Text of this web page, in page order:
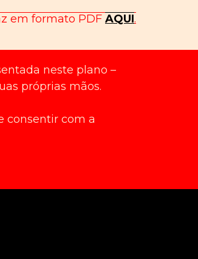
em formato PDF AQUI.
neste plano –
próprias mãos.
consentir com a